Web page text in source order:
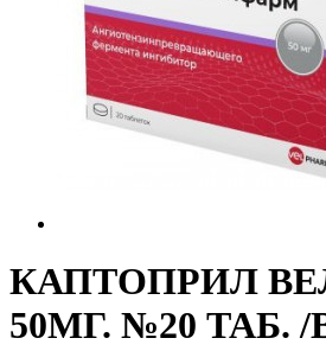
КАПТОПРИЛ
50МГ. №20 ТАБ.